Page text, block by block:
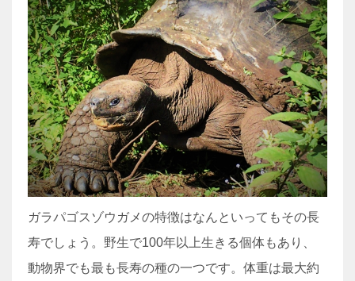
ガラパゴスゾウガメの特徴はなんといってもその長
寿でしょう。野生で100年以上生きる個体もあり、
動物界でも最も長寿の種の一つです。体重は最大約